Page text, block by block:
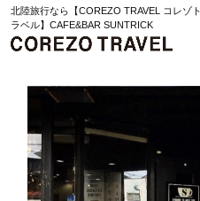
北陸旅行なら【COREZO TRAVEL コレゾト
ラベル】CAFE&BAR SUNTRICK